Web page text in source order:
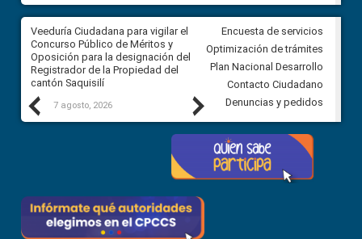
Previous
Veeduría Ciudadana para vigilar el
Concurso Público de Méritos y
Oposición para la designación del
Registrador de la Propiedad del
cantón Saquisilí
7 agosto, 2026
Veeduría Ciudadana para
construcción del asfaltado de
Ballenita del cantón Santa
7 agosto, 2026
Next
Encuesta de servicios
Optimización de trámites
Plan Nacional Desarrollo
Contacto Ciudadano
Denuncias y pedidos